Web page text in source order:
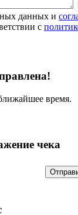
данных и
с
время.
чека